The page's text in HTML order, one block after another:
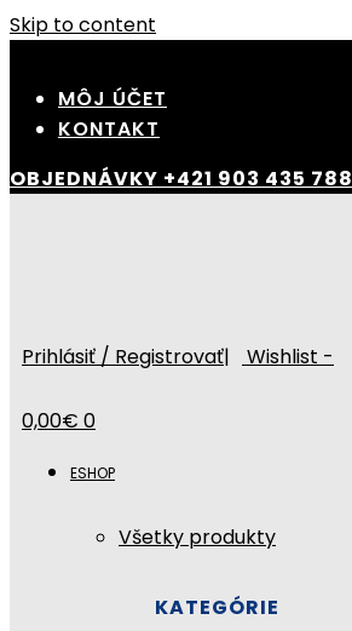
Skip to content
MÔJ ÚČET
KONTAKT
OBJEDNÁVKY +421 903 435 788
Prihlásiť / Registrovať| Wishlist -
0,00€ 0
ESHOP
Všetky produkty
KATEGÓRIE